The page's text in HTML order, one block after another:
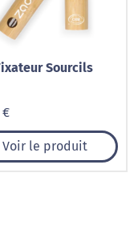
Sourcils
€
Voir le produit